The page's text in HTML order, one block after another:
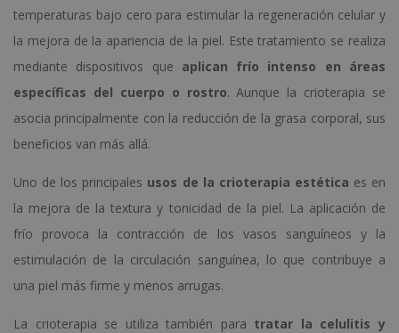
temperaturas bajo cero para estimular la regeneración celular y
la mejora de la apariencia de la piel. Este tratamiento se realiza
mediante dispositivos que aplican frío intenso en áreas
específicas del cuerpo o rostro. Aunque la crioterapia se
asocia principalmente con la reducción de la grasa corporal, sus
beneficios van más allá.
Uno de los principales usos de la crioterapia estética es en
la mejora de la textura y tonicidad de la piel. La aplicación de
frío provoca la contracción de los vasos sanguíneos y la
estimulación de la circulación sanguínea, lo que contribuye a
una piel más firme y menos arrugas.
La crioterapia se utiliza también para tratar la celulitis y